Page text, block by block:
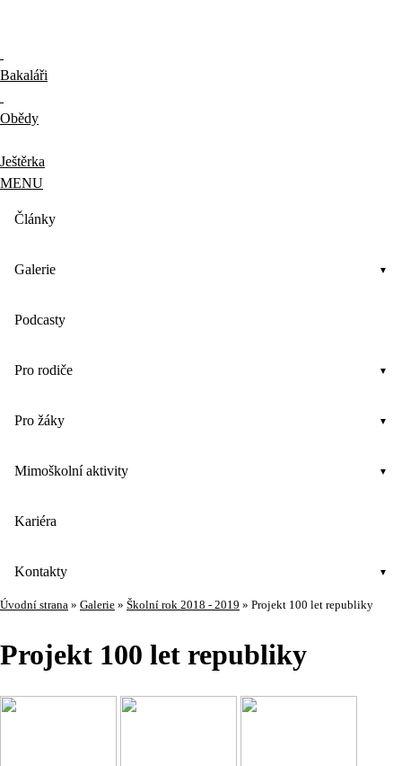
Bakaláři
Obědy
Ještěrka
MENU
Články
Galerie
Podcasty
Pro rodiče
Pro žáky
Mimoškolní aktivity
Kariéra
Kontakty
Úvodní strana » Galerie » Školní rok 2018 - 2019 » Projekt 100 let republiky
Projekt 100 let republiky